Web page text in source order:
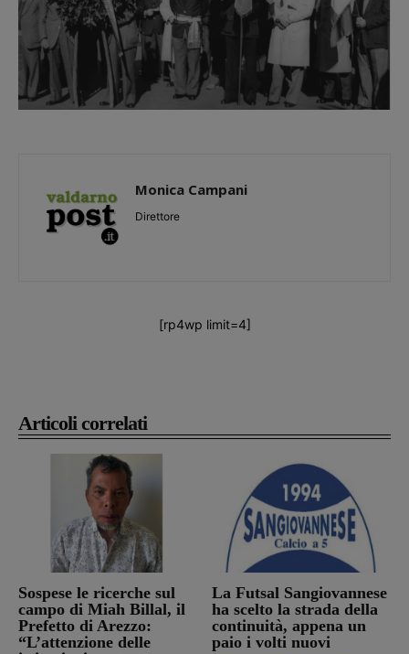
Articoli correlati
Sospese le ricerche sul
campo di Miah Billal, il
Prefetto di Arezzo:
“L’attenzione delle
La Futsal Sangiovannese
ha scelto la strada della
continuità, appena un
paio i volti nuovi
Monica Campani
Direttore
[rp4wp limit=4]